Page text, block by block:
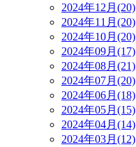
2024年12月(20)
2024年11月(20)
2024年10月(20)
2024年09月(17)
2024年08月(21)
2024年07月(20)
2024年06月(18)
2024年05月(15)
2024年04月(14)
2024年03月(12)